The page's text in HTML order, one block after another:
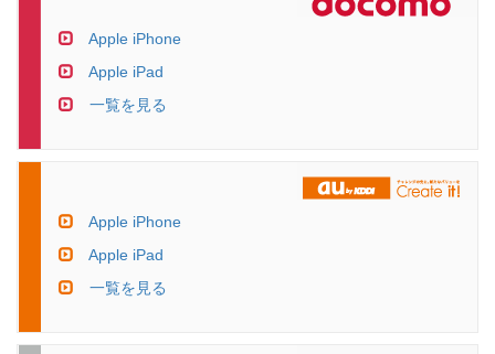
Apple iPhone
Apple iPad
一覧を見る
Apple iPhone
Apple iPad
一覧を見る